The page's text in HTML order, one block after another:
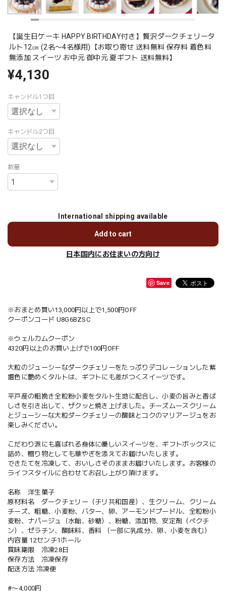
【誕生日ケーキ HAPPY BIRTHDAY付き】贅沢ダークチェリータ
ルト12㎝ (2名〜4名様用)【お取り寄せ 送料無料 保存料 着色料
無添加 スイーツ お中元 御中元 夏ギフト 送料無料】
¥4,130
キャンドル1つ目
キャンドル2つ目
数量
International shipping available
Add to cart
日本国内にお住まいの方向け
Save
※おまとめ買い13,000円以上で1,500円OFF
クーポンコード U8G6BZSC
※ウェルカムクーポン
4320円以上のお買い上げで100円OFF
大粒のジューシーなダークチェリーをたっぷりデコレーションした紫
壇色に艶めくタルトは、ギフトにも差がつくスイーツです。
平戸産の粗挽き全粒粉小麦をタルト生地に配合し、小麦の旨みと香ば
しさを引き出して、ザクッと焼き上げました。チーズムースクリーム
とジューシーな大粒ダークチェリーの酸味とコクのマリアージュをお
楽しみください。
こだわり派にも喜ばれる身体に優しいスイーツを、ギフトボックスに
詰め、贈り物としても華やぎを添えてお届けいたします。
できたてを冷凍して、おいしさそのままお届けいたします。お客様の
ライフスタイルに合わせてお召し上がり頂けます。
名称 洋生菓子
原材料名 ダークチェリー（チリ共和国産）、生クリーム、クリーム
チーズ、粗糖、小麦粉、バター、卵、アーモンドプードル、全粒粉小
麦粉、ナパージュ（水飴、砂糖）、粉糖、添加物、安定剤（ペクチ
ン）、ゼラチン、酸味料、香料 （一部に乳成分、卵、小麦を含む）
内容量 12センチ1ホール
賞味期限 冷凍28日
保存方法 冷凍保存
配送方法 冷凍便
#〜4,000円